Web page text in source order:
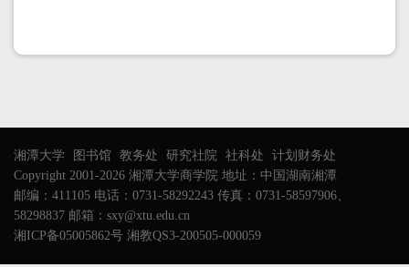
湘潭大学 图书馆 教务处 研究社院 社科处
计划财务处
Copyright 2001-2026 湘潭大学商学院 地址：中国湖南湘潭
邮编：411105 电话：0731-58292243 传真：0731-58597906、
58298837 邮箱：sxy@xtu.edu.cn
湘ICP备05005862号 湘教QS3-200505-000059